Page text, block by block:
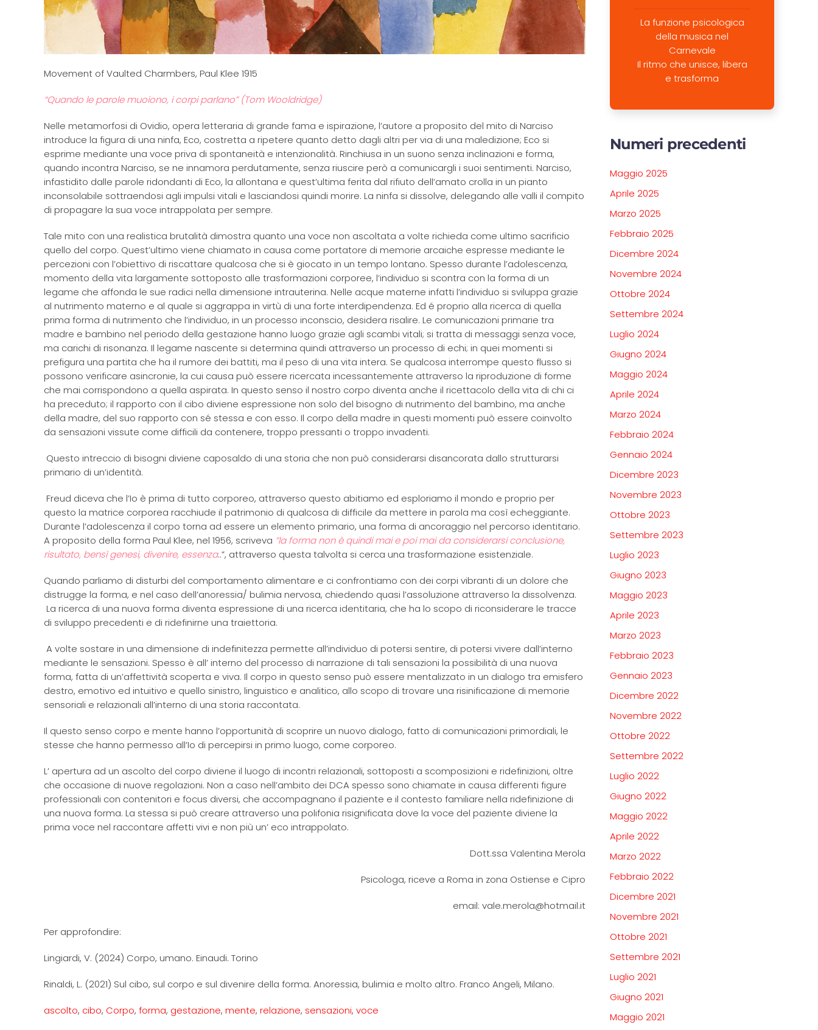
Movement of Vaulted Charmbers, Paul Klee 1915
“Quando le parole muoiono, i corpi parlano” (Tom Wooldridge)
Nelle metamorfosi di Ovidio, opera letteraria di grande fama e ispirazione, l’autore a proposito del mito di Narciso
introduce la figura di una ninfa, Eco, costretta a ripetere quanto detto dagli altri per via di una maledizione; Eco si
esprime mediante una voce priva di spontaneità e intenzionalità. Rinchiusa in un suono senza inclinazioni e forma,
quando incontra Narciso, se ne innamora perdutamente, senza riuscire però a comunicargli i suoi sentimenti. Narciso,
infastidito dalle parole ridondanti di Eco, la allontana e quest’ultima ferita dal rifiuto dell’amato crolla in un pianto
inconsolabile sottraendosi agli impulsi vitali e lasciandosi quindi morire. La ninfa si dissolve, delegando alle valli il compito
di propagare la sua voce intrappolata per sempre.
Tale mito con una realistica brutalità dimostra quanto una voce non ascoltata a volte richieda come ultimo sacrificio
quello del corpo. Quest’ultimo viene chiamato in causa come portatore di memorie arcaiche espresse mediante le
percezioni con l’obiettivo di riscattare qualcosa che si è giocato in un tempo lontano. Spesso durante l’adolescenza,
momento della vita largamente sottoposto alle trasformazioni corporee, l’individuo si scontra con la forma di un
legame che affonda le sue radici nella dimensione intrauterina. Nelle acque materne infatti l’individuo si sviluppa grazie
al nutrimento materno e al quale si aggrappa in virtù di una forte interdipendenza. Ed é proprio alla ricerca di quella
prima forma di nutrimento che l’individuo, in un processo inconscio, desidera risalire. Le comunicazioni primarie tra
madre e bambino nel periodo della gestazione hanno luogo grazie agli scambi vitali; si tratta di messaggi senza voce,
ma carichi di risonanza. Il legame nascente si determina quindi attraverso un processo di echi; in quei momenti si
prefigura una partita che ha il rumore dei battiti, ma il peso di una vita intera. Se qualcosa interrompe questo flusso si
possono verificare asincronie, la cui causa può essere ricercata incessantemente attraverso la riproduzione di forme
che mai corrispondono a quella aspirata. In questo senso il nostro corpo diventa anche il ricettacolo della vita di chi ci
ha preceduto; il rapporto con il cibo diviene espressione non solo del bisogno di nutrimento del bambino, ma anche
della madre, del suo rapporto con sé stessa e con esso. Il corpo della madre in questi momenti può essere coinvolto
da sensazioni vissute come difficili da contenere, troppo pressanti o troppo invadenti.
Questo intreccio di bisogni diviene caposaldo di una storia che non può considerarsi disancorata dallo strutturarsi
primario di un’identità.
Freud diceva che l’Io è prima di tutto corporeo, attraverso questo abitiamo ed esploriamo il mondo e proprio per
questo la matrice corporea racchiude il patrimonio di qualcosa di difficile da mettere in parola ma così echeggiante.
Durante l’adolescenza il corpo torna ad essere un elemento primario, una forma di ancoraggio nel percorso identitario.
A proposito della forma Paul Klee, nel 1956, scriveva “la forma non è quindi mai e poi mai da considerarsi conclusione,
risultato, bensì genesi, divenire, essenza..”, attraverso questa talvolta si cerca una trasformazione esistenziale.
Quando parliamo di disturbi del comportamento alimentare e ci confrontiamo con dei corpi vibranti di un dolore che
distrugge la forma, e nel caso dell’anoressia/ bulimia nervosa, chiedendo quasi l’assoluzione attraverso la dissolvenza.
La ricerca di una nuova forma diventa espressione di una ricerca identitaria, che ha lo scopo di riconsiderare le tracce
di sviluppo precedenti e di ridefinirne una traiettoria.
A volte sostare in una dimensione di indefinitezza permette all’individuo di potersi sentire, di potersi vivere dall’interno
mediante le sensazioni. Spesso è all’ interno del processo di narrazione di tali sensazioni la possibilità di una nuova
forma, fatta di un’affettività scoperta e viva. Il corpo in questo senso può essere mentalizzato in un dialogo tra emisfero
destro, emotivo ed intuitivo e quello sinistro, linguistico e analitico, allo scopo di trovare una risinificazione di memorie
sensoriali e relazionali all’interno di una storia raccontata.
Il questo senso corpo e mente hanno l’opportunità di scoprire un nuovo dialogo, fatto di comunicazioni primordiali, le
stesse che hanno permesso all’Io di percepirsi in primo luogo, come corporeo.
L’ apertura ad un ascolto del corpo diviene il luogo di incontri relazionali, sottoposti a scomposizioni e ridefinizioni, oltre
che occasione di nuove regolazioni. Non a caso nell’ambito dei DCA spesso sono chiamate in causa differenti figure
professionali con contenitori e focus diversi, che accompagnano il paziente e il contesto familiare nella ridefinizione di
una nuova forma. La stessa si può creare attraverso una polifonia risignificata dove la voce del paziente diviene la
prima voce nel raccontare affetti vivi e non più un’ eco intrappolato.
Dott.ssa Valentina Merola
Psicologa, riceve a Roma in zona Ostiense e Cipro
email: vale.merola@hotmail.it
Per approfondire:
Lingiardi, V. (2024) Corpo, umano. Einaudi. Torino
Rinaldi, L. (2021) Sul cibo, sul corpo e sul divenire della forma. Anoressia, bulimia e molto altro. Franco Angeli, Milano.
ascolto, cibo, Corpo, forma, gestazione, mente, relazione, sensazioni, voce
La funzione psicologica
della musica nel
Carnevale
Il ritmo che unisce, libera
e trasforma
Numeri precedenti
Maggio 2025
Aprile 2025
Marzo 2025
Febbraio 2025
Dicembre 2024
Novembre 2024
Ottobre 2024
Settembre 2024
Luglio 2024
Giugno 2024
Maggio 2024
Aprile 2024
Marzo 2024
Febbraio 2024
Gennaio 2024
Dicembre 2023
Novembre 2023
Ottobre 2023
Settembre 2023
Luglio 2023
Giugno 2023
Maggio 2023
Aprile 2023
Marzo 2023
Febbraio 2023
Gennaio 2023
Dicembre 2022
Novembre 2022
Ottobre 2022
Settembre 2022
Luglio 2022
Giugno 2022
Maggio 2022
Aprile 2022
Marzo 2022
Febbraio 2022
Dicembre 2021
Novembre 2021
Ottobre 2021
Settembre 2021
Luglio 2021
Giugno 2021
Maggio 2021